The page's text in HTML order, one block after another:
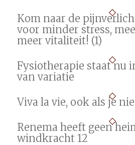
Kom naar de
voor minder stress,
meer vitaliteit! (1)
Fysiotherapie staat nu
van variatie
Viva la vie, ook als je
Renema heeft geen
windkracht 12